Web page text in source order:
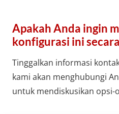
Apakah Anda ingin
konfigurasi ini
Tinggalkan informasi
kami akan menghubungi
untuk mendiskusikan opsi-